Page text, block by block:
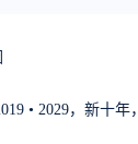
• 2029，新十